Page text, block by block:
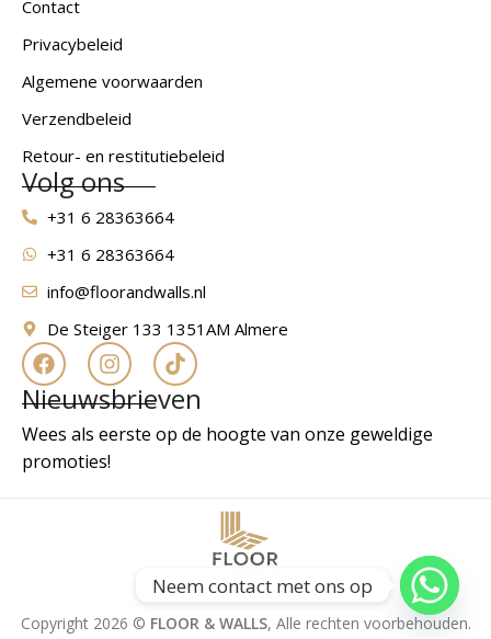
Contact
Privacybeleid
Algemene voorwaarden
Verzendbeleid
Retour- en restitutiebeleid
Volg ons
+31 6 28363664
+31 6 28363664
info@floorandwalls.nl
De Steiger 133 1351AM Almere
Nieuwsbrieven
Wees als eerste op de hoogte van onze geweldige
promoties!
Copyright 2026 © FLOOR & WALLS, Alle rechten voorbehouden.
Neem contact met ons op